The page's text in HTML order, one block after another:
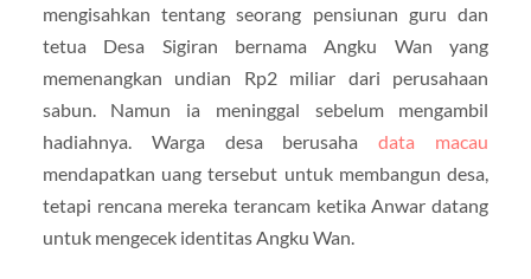
mengisahkan tentang seorang pensiunan guru dan
tetua Desa Sigiran bernama Angku Wan yang
memenangkan undian Rp2 miliar dari perusahaan
sabun. Namun ia meninggal sebelum mengambil
hadiahnya. Warga desa berusahadata macau
mendapatkan uang tersebut untuk membangun desa,
tetapi rencana mereka terancam ketika Anwar datang
untuk mengecek identitas Angku Wan.